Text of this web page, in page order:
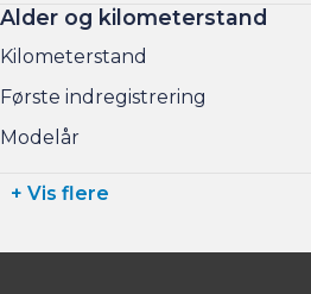
Alder og kilometerstand
Kilometerstand
Første indregistrering
Modelår
+ Vis flere